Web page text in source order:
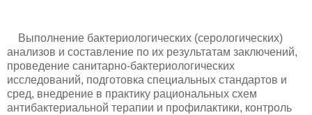
Выполнение бактериологических (серологических)
анализов и составление по их результатам заключений,
проведение санитарно-бактериологических
исследований, подготовка специальных стандартов и
сред, внедрение в практику рациональных схем
антибактериальной терапии и профилактики, контроль